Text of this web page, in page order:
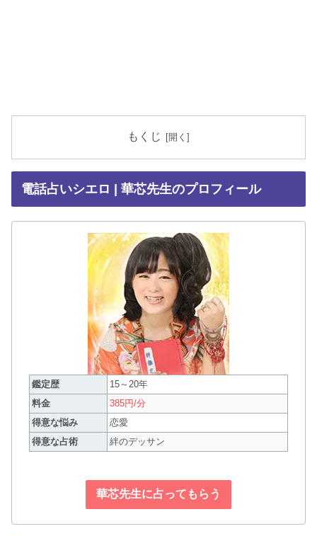
もくじ
電話占いシエロ | 華芯先生のプロフィール
鑑定歴
15～20年
料金
385円/分
得意な悩み
恋愛
得意な占術
絆のデッサン
華芯先生に占ってもらう